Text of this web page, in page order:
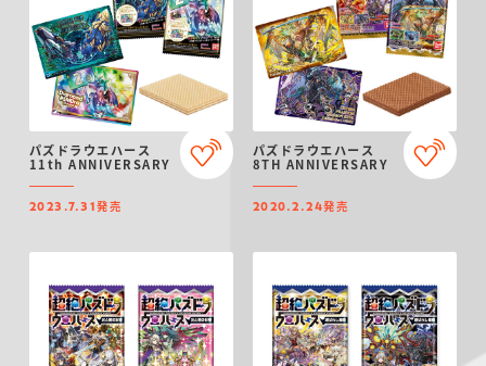
パズドラウエハース
11th ANNIVERSARY
2023.7.31発売
パズドラウエハース
8TH ANNIVERSARY
2020.2.24発売